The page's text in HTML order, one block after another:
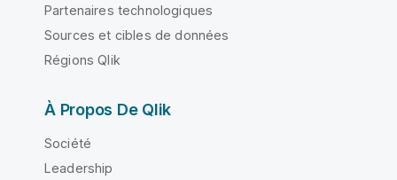
Partenaires technologiques
Sources et cibles de données
Régions Qlik
À Propos De Qlik
Société
Leadership